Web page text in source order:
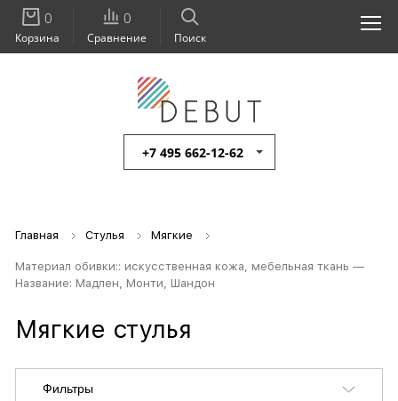
+7 495 662-12-62
Поиск
0
Сравнение
0
Корзина
Главная Стулья Мягкие
Материал обивки:: искусственная кожа, мебельная ткань —
Название: Мадлен, Монти, Шандон
Мягкие стулья
Фильтры